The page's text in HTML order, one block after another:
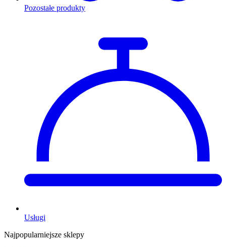
Pozostałe produkty
Usługi
Najpopularniejsze sklepy